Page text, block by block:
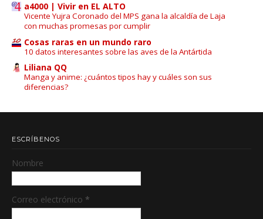
a4000 | Vivir en EL ALTO
Vicente Yujra Coronado del MPS gana la alcaldía de Laja
con muchas promesas por cumplir
Cosas raras en un mundo raro
10 datos interesantes sobre las aves de la Antártida
Liliana QQ
Manga y anime: ¿cuántos tipos hay y cuáles son sus
diferencias?
ESCRÍBENOS
Nombre
Correo electrónico *